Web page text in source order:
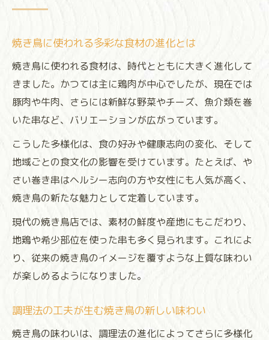
焼き鳥に使われる多彩な食材の進化とは
焼き鳥に使われる食材は、時代とともに大きく進化して
きました。かつては主に鶏肉が中心でしたが、現在では
豚肉や牛肉、さらには新鮮な野菜やチーズ、魚介類を巻
いた串など、バリエーションが広がっています。
こうした多様化は、食の好みや健康志向の変化、そして
地域ごとの食文化の影響を受けています。たとえば、や
さい巻き串はヘルシー志向の方や女性にも人気が高く、
焼き鳥の新たな魅力として定着しています。
現代の焼き鳥店では、素材の鮮度や産地にもこだわり、
地鶏や希少部位を使った串も多く見られます。これによ
り、従来の焼き鳥のイメージを覆すような上質な味わい
が楽しめるようになりました。
調理法の工夫が生む焼き鳥の新しい味わい
焼き鳥の味わいは、調理法の進化によってさらに多様化